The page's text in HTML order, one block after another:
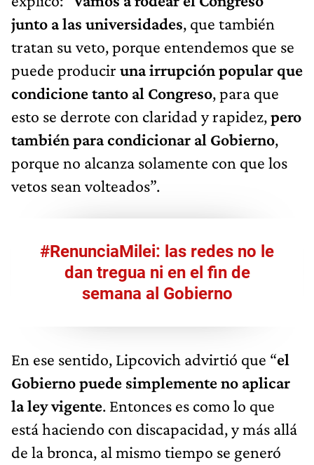
junto a las universidades, que también
tratan su veto, porque entendemos que se
puede producir una irrupción popular que
condicione tanto al Congreso, para que
esto se derrote con claridad y rapidez,pero
también para condicionar al Gobierno,
porque no alcanza solamente con que los
vetos sean volteados”.
#RenunciaMilei: las redes no le
dan tregua ni en el fin de
semana al Gobierno
En ese sentido, Lipcovich advirtió que “el
Gobierno puede simplemente no aplicar
la ley vigente. Entonces es como lo que
está haciendo con discapacidad, y más allá
de la bronca, al mismo tiempo se generó